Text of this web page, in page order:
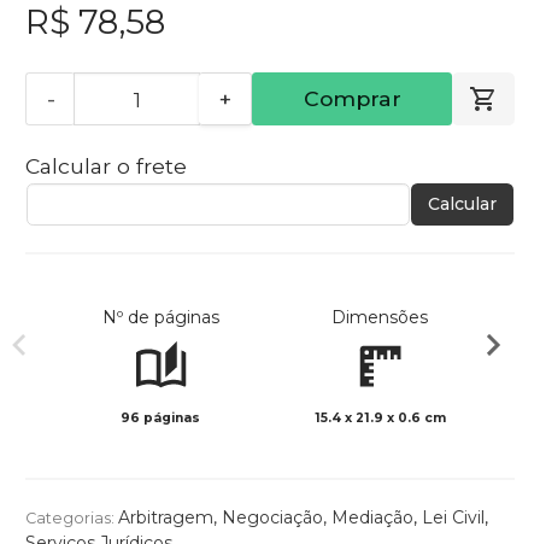
R$ 78,58
- + Comprar
Calcular o frete
Calcular
Nº de páginas
96 páginas
Dimensões
15.4 x 21.9 x 0.6 cm
Categorias: Arbitragem, Negociação, Mediação, Lei Civil,